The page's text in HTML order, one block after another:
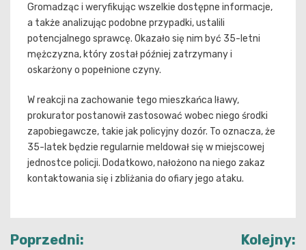
Gromadząc i weryfikując wszelkie dostępne informacje,
a także analizując podobne przypadki, ustalili
potencjalnego sprawcę. Okazało się nim być 35-letni
mężczyzna, który został później zatrzymany i
oskarżony o popełnione czyny.
W reakcji na zachowanie tego mieszkańca Iławy,
prokurator postanowił zastosować wobec niego środki
zapobiegawcze, takie jak policyjny dozór. To oznacza, że
35-latek będzie regularnie meldował się w miejscowej
jednostce policji. Dodatkowo, nałożono na niego zakaz
kontaktowania się i zbliżania do ofiary jego ataku.
Nawigacja
Poprzedni: Kolejny: